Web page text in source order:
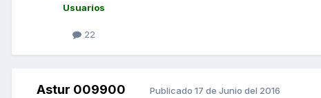
Usuarios
22
Astur 009900 Publicado 17 de Junio del 2016